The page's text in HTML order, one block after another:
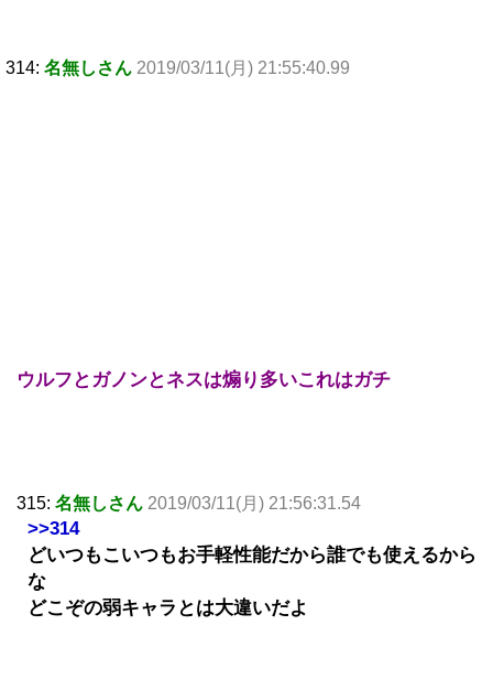
314: 名無しさん 2019/03/11(月) 21:55:40.99
ウルフとガノンとネスは煽り多いこれはガチ
315: 名無しさん 2019/03/11(月) 21:56:31.54
>>314
どいつもこいつもお手軽性能だから誰でも使えるから
な
どこぞの弱キャラとは大違いだよ